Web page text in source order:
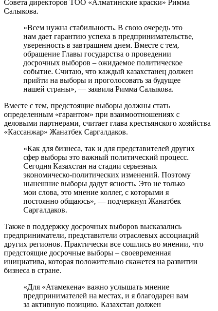
Совета директоров ТОО «Алматинские краски» Римма
Салыкова.
«Всем нужна стабильность. В свою очередь это
нам дает гарантию успеха в предпринимательстве,
уверенность в завтрашнем днем. Вместе с тем,
обращение Главы государства о проведении
досрочных выборов – ожидаемое политическое
событие. Считаю, что каждый казахстанец должен
прийти на выборы и проголосовать за будущее
нашей страны», — заявила Римма Салыкова.
Вместе с тем, предстоящие выборы должны стать
определенным «гарантом» при взаимоотношениях с
деловыми партнерами, считает глава крестьянского хозяйства
«Кассанжар» Жанатбек Саргалдаков.
«Как для бизнеса, так и для представителей других
сфер выборы это важный политический процесс.
Сегодня Казахстан на стадии серьезных
экономическо-политических изменений. Поэтому
нынешние выборы дадут ясность. Это не только
мои слова, это мнение коллег, с которыми я
постоянно общаюсь», — подчеркнул Жанатбек
Саргалдаков.
Также в поддержку досрочных выборов высказались
предприниматели, представители отраслевых ассоциаций
других регионов. Практически все сошлись во мнении, что
предстоящие досрочные выборы – своевременная
инициатива, которая положительно скажется на развитии
бизнеса в стране.
«Для «Атамекена» важно услышать мнение
предпринимателей на местах, и я благодарен вам
за активную позицию. Казахстан должен